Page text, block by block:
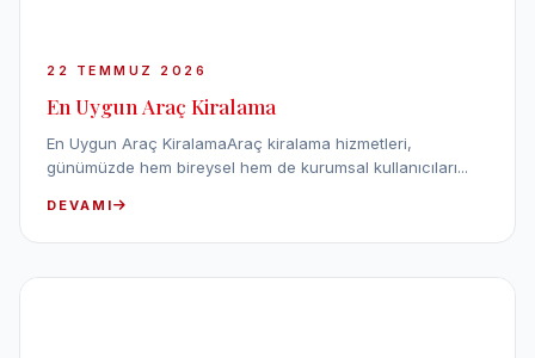
22 TEMMUZ 2026
En Uygun Araç Kiralama
En Uygun Araç KiralamaAraç kiralama hizmetleri,
günümüzde hem bireysel hem de kurumsal kullanıcıları...
DEVAMI